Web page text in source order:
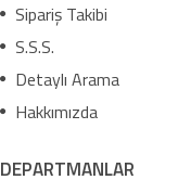
Sipariş Takibi
S.S.S.
Detaylı Arama
Hakkımızda
DEPARTMANLAR